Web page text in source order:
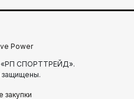
СПОРТТРЕЙД».
защищены.
закупки